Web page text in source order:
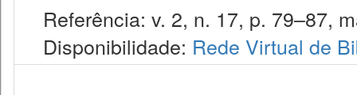
Referência: v. 2, n. 17, p. 79–87,
Disponibilidade: Rede Virtual de